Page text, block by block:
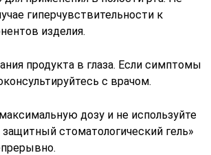
гиперчувствительности к
изделия.
продукта в глаза. Если симптомы
с врачом.
дозу и не используйте
стоматологический гель»